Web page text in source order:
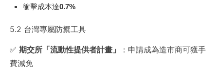
衝擊成本達0.7%
5.2 台灣專屬防禦工具
✅ 期交所「流動性提供者計畫」
：申請成為造市商可獲手
費減免